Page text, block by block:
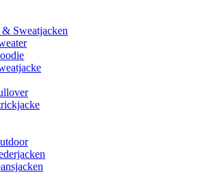
& Sweatjacken